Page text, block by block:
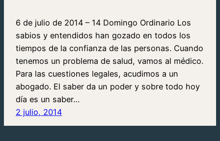
6 de julio de 2014 – 14 Domingo Ordinario Los
sabios y entendidos han gozado en todos los
tiempos de la confianza de las personas. Cuando
tenemos un problema de salud, vamos al médico.
Para las cuestiones legales, acudimos a un
abogado. El saber da un poder y sobre todo hoy
día es un saber…
2 julio, 2014